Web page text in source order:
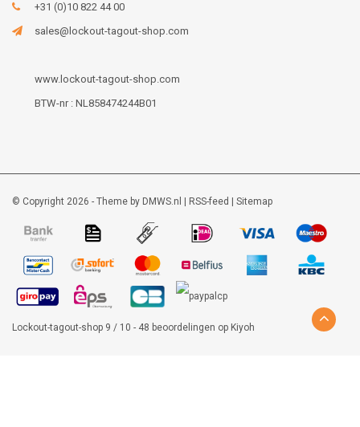
+31 (0)10 822 44 00
sales@lockout-tagout-shop.com
www.lockout-tagout-shop.com
BTW-nr : NL858474244B01
© Copyright 2026 - Theme by DMWS.nl RSS-feed Sitemap
Lockout-tagout-shop 9 / 10 - 48 beoordelingen op Kiyoh